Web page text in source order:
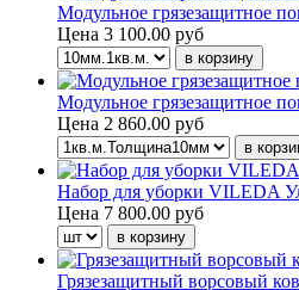
Модульное грязезащитное
Цена 3 100.00 руб
Модульное грязезащитное
Цена 2 860.00 руб
Набор для уборки VILEDA
Цена 7 800.00 руб
Грязезащитный ворсовый